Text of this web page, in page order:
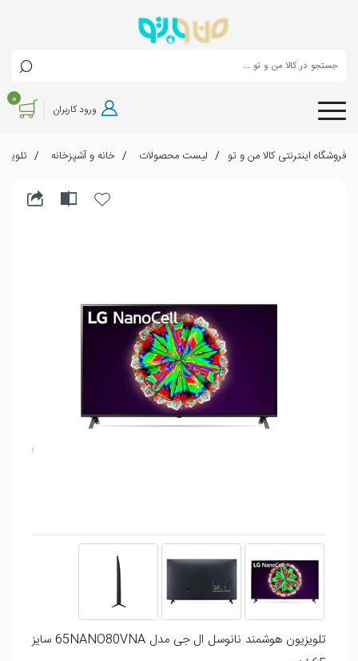
ورود کاربران
0
فروشگاه اینترنتی کالا من و تو لیست محصولات خانه و آشپزخانه
تلویزیون هوشمند نانوسل ال جی مدل 65NANO80VNA سایز